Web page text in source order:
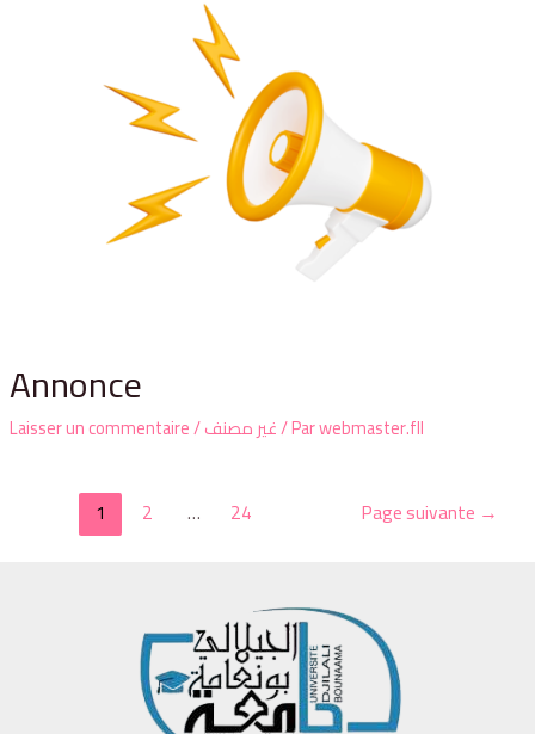
Annonce
Laisser un commentaire/غير مصنف/ Parwebmaster.fll
1 2 … 24 Page suivante →